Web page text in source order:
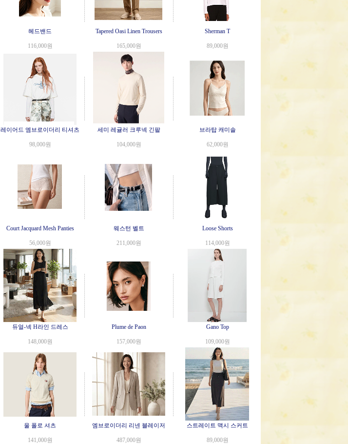
헤드밴드
116,000원
Tapered Oasi Linen Trousers
165,000원
Sherman T
89,000원
레이어드 엠브로이더리 티셔츠
98,000원
세미 레귤러 크루넥 긴팔
104,000원
브라탑 캐미솔
62,000원
Court Jacquard Mesh Panties
56,000원
웨스턴 벨트
211,000원
Loose Shorts
114,000원
듀얼-넥 H라인 드레스
148,000원
Plume de Paon
157,000원
Gano Top
109,000원
울 폴로 셔츠
141,000원
엠브로이더리 리넨 블레이저
487,000원
스트레이트 맥시 스커트
89,000원